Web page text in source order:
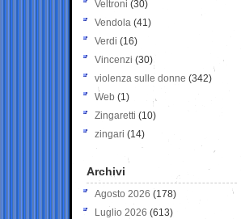
Veltroni (30)
Vendola (41)
Verdi (16)
Vincenzi (30)
violenza sulle donne (342)
Web (1)
Zingaretti (10)
zingari (14)
Archivi
Agosto 2026 (178)
Luglio 2026 (613)